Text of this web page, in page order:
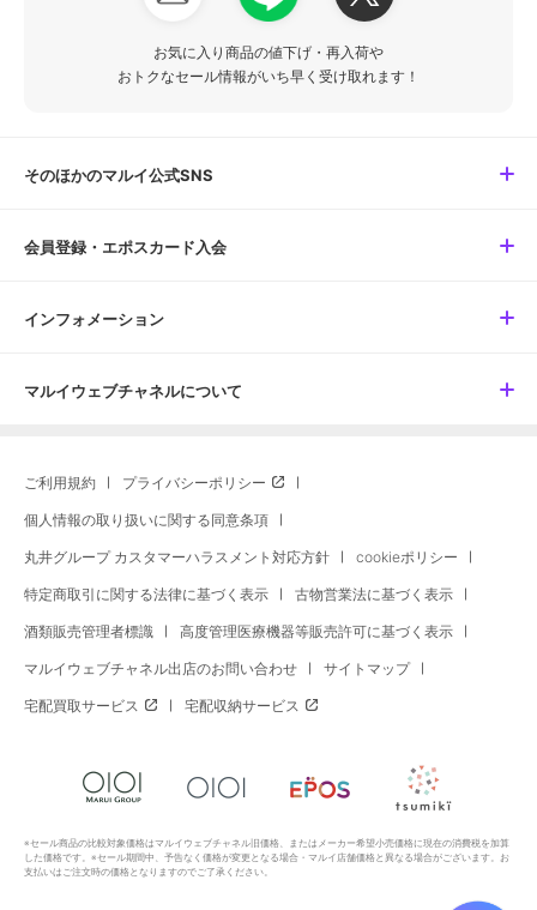
お気に入り商品の値下げ・再入荷や
おトクなセール情報がいち早く受け取れます！
そのほかのマルイ公式SNS
会員登録・エポスカード入会
インフォメーション
マルイウェブチャネルについて
ご利用規約 プライバシーポリシー
個人情報の取り扱いに関する同意条項
丸井グループ カスタマーハラスメント対応方針 cookieポリシー
特定商取引に関する法律に基づく表示 古物営業法に基づく表示
酒類販売管理者標識 高度管理医療機器等販売許可に基づく表示
マルイウェブチャネル出店のお問い合わせ サイトマップ
宅配買取サービス 宅配収納サービス
※セール商品の比較対象価格はマルイウェブチャネル旧価格、またはメーカー希望小売価格に現在の消費税を加算
した価格です。※セール期間中、予告なく価格が変更となる場合・マルイ店舗価格と異なる場合がございます。お
支払いはご注文時の価格となりますのでご了承ください。